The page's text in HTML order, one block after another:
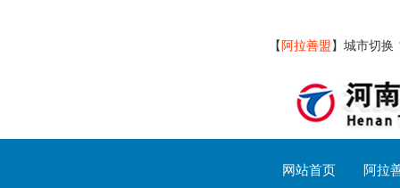
【阿拉善盟】 城市切换
网站首页 阿拉